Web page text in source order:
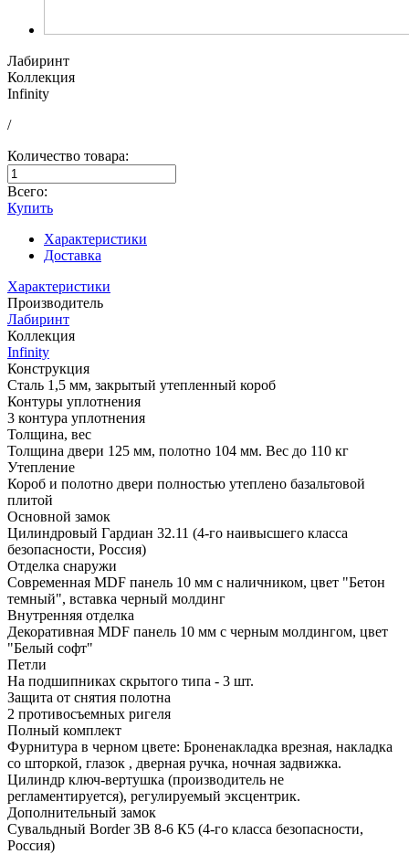
Лабиринт
Коллекция
Infinity
/
Количество товара:
Всего:
Купить
Характеристики
Доставка
Характеристики
Производитель
Лабиринт
Коллекция
Infinity
Конструкция
Сталь 1,5 мм, закрытый утепленный короб
Контуры уплотнения
3 контура уплотнения
Толщина, вес
Толщина двери 125 мм, полотно 104 мм. Вес до 110 кг
Утепление
Короб и полотно двери полностью утеплено базальтовой
плитой
Основной замок
Цилиндровый Гардиан 32.11 (4-го наивысшего класса
безопасности, Россия)
Отделка снаружи
Современная MDF панель 10 мм с наличником, цвет "Бетон
темный", вставка черный молдинг
Внутренняя отделка
Декоративная MDF панель 10 мм с черным молдингом, цвет
"Белый софт"
Петли
На подшипниках скрытого типа - 3 шт.
Защита от снятия полотна
2 противосъемных ригеля
Полный комплект
Фурнитура в черном цвете: Броненакладка врезная, накладка
со шторкой, глазок , дверная ручка, ночная задвижка.
Цилиндр ключ-вертушка (производитель не
регламентируется), регулируемый эксцентрик.
Дополнительный замок
Сувальдный Border ЗВ 8-6 К5 (4-го класса безопасности,
Россия)